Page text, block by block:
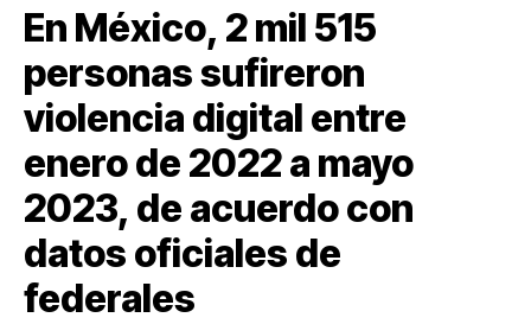
En México, 2 mil 515
personas sufireron
violencia digital entre
enero de 2022 a mayo
2023, de acuerdo con
datos oficiales de
federales